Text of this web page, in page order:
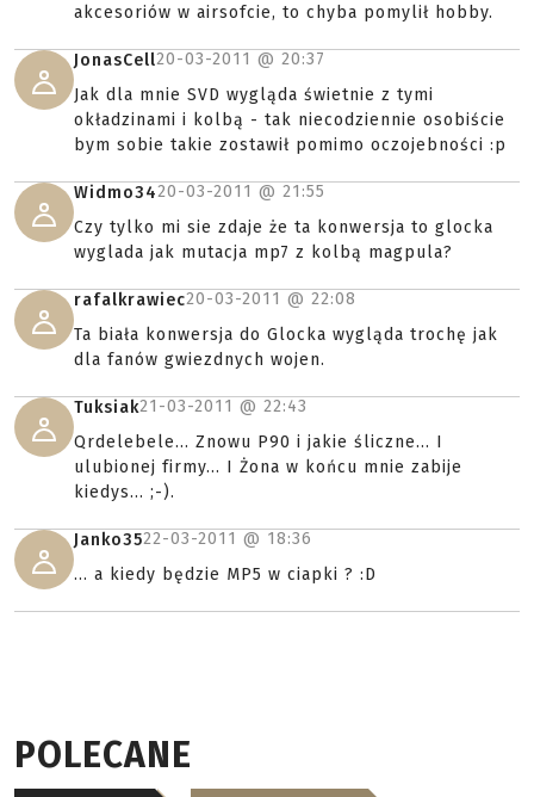
akcesoriów w airsofcie, to chyba pomylił hobby.
JonasCell20-03-2011 @ 20:37
Jak dla mnie SVD wygląda świetnie z tymi
okładzinami i kolbą - tak niecodziennie osobiście
bym sobie takie zostawił pomimo oczojebności :p
Widmo3420-03-2011 @ 21:55
Czy tylko mi sie zdaje że ta konwersja to glocka
wyglada jak mutacja mp7 z kolbą magpula?
rafalkrawiec20-03-2011 @ 22:08
Ta biała konwersja do Glocka wygląda trochę jak
dla fanów gwiezdnych wojen.
Tuksiak21-03-2011 @ 22:43
Qrdelebele... Znowu P90 i jakie śliczne... I
ulubionej firmy... I Żona w końcu mnie zabije
kiedys... ;-).
Janko3522-03-2011 @ 18:36
... a kiedy będzie MP5 w ciapki ? :D
POLECANE